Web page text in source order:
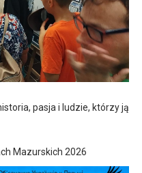
pasja i ludzie, którzy ją
Mazurskich 2026